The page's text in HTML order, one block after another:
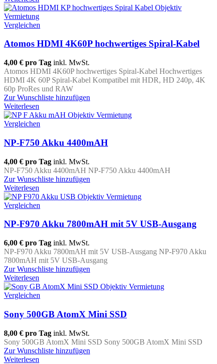
Vergleichen
Atomos HDMI 4K60P hochwertiges Spiral-Kabel
4,00 € pro Tag inkl. MwSt.
Atomos HDMI 4K60P hochwertiges Spiral-Kabel Hochwertiges
HDMI 4K 60P Spiral-Kabel Kompatibel mit HDR, HD 240p, 4K
60p ProRes und RAW
Zur Wunschliste hinzufügen
Weiterlesen
Vergleichen
NP-F750 Akku 4400mAH
4,00 € pro Tag inkl. MwSt.
NP-F750 Akku 4400mAH NP-F750 Akku 4400mAH
Zur Wunschliste hinzufügen
Weiterlesen
Vergleichen
NP-F970 Akku 7800mAH mit 5V USB-Ausgang
6,00 € pro Tag inkl. MwSt.
NP-F970 Akku 7800mAH mit 5V USB-Ausgang NP-F970 Akku
7800mAH mit 5V USB-Ausgang
Zur Wunschliste hinzufügen
Weiterlesen
Vergleichen
Sony 500GB AtomX Mini SSD
8,00 € pro Tag inkl. MwSt.
Sony 500GB AtomX Mini SSD Sony 500GB AtomX Mini SSD
Zur Wunschliste hinzufügen
Weiterlesen